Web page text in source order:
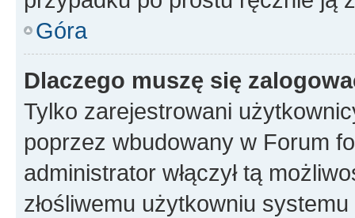
Góra
Dlaczego muszę się
Tylko zarejestrowani
poprzez wbudowany w Forum
administrator włączył tą
złośliwemu użytkowniu